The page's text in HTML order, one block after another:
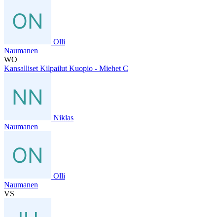
Olli
Naumanen
WO
Kansalliset Kilpailut Kuopio - Miehet C
Niklas
Naumanen
Olli
Naumanen
VS